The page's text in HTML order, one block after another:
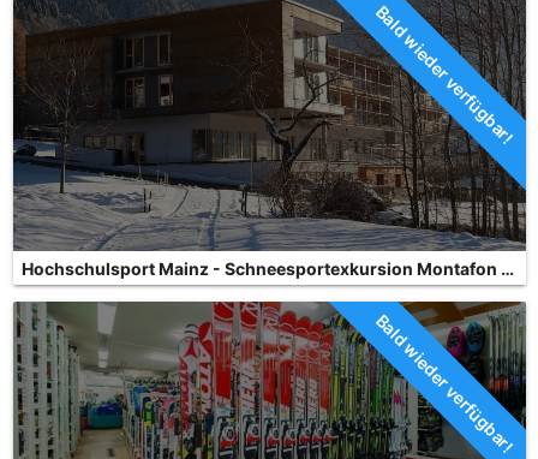
Bald wieder verfügbar!
Hochschulsport Mainz - Schneesportexkursion Montafon 2026
Bald wieder verfügbar!